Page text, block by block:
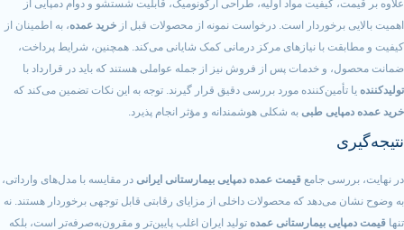
کیفیت مواد اولیه، طراحی ارگونومیک، قابلیت شستشو و دوام دمپایی از
برخوردار است. درخواست نمونه از محصولات قبل ازخرید عمده ، به اطمینان از
با نیازهای مرکز درمانی کمک شایانی می‌کند. همچنین، شرایط پرداخت،
و خدمات پس از فروش نیز از جمله عواملی هستند که باید در قرارداد با
مورد بررسی دقیق قرار گیرند. توجه به این نکات تضمین می‌کند که
طبیبه شکلی هوشمندانه و مؤثر انجام پذیرد.
جامع قیمت عمده دمپایی بیمارستانی ایرانیدر مقایسه با مدل‌های وارداتی،
که محصولات داخلی از مزایای رقابتی قابل توجهی برخوردار هستند. نه
بیمارستانی عمدهتولید ایران اغلب پایین‌تر و مقرون‌به‌صرفه‌تر است، بلکه